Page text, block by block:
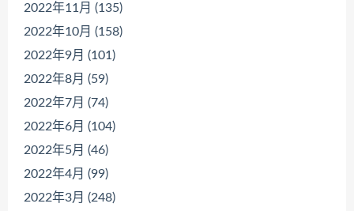
2022年11月 (135)
2022年10月 (158)
2022年9月 (101)
2022年8月 (59)
2022年7月 (74)
2022年6月 (104)
2022年5月 (46)
2022年4月 (99)
2022年3月 (248)